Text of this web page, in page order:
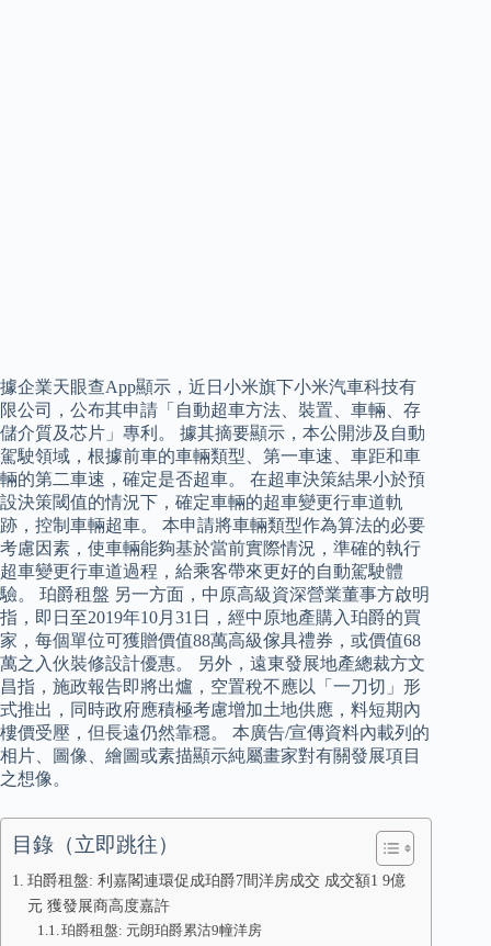
據企業天眼查App顯示，近日小米旗下小米汽車科技有
限公司，公布其申請「自動超車方法、裝置、車輛、存
儲介質及芯片」專利。 據其摘要顯示，本公開涉及自動
駕駛領域，根據前車的車輛類型、第一車速、車距和車
輛的第二車速，確定是否超車。 在超車決策結果小於預
設決策閾值的情況下，確定車輛的超車變更行車道軌
跡，控制車輛超車。 本申請將車輛類型作為算法的必要
考慮因素，使車輛能夠基於當前實際情況，準確的執行
超車變更行車道過程，給乘客帶來更好的自動駕駛體
驗。 珀爵租盤 另一方面，中原高級資深營業董事方啟明
指，即日至2019年10月31日，經中原地產購入珀爵的買
家，每個單位可獲贈價值88萬高級傢具禮券，或價值68
萬之入伙裝修設計優惠。 另外，遠東發展地產總裁方文
昌指，施政報告即將出爐，空置稅不應以「一刀切」形
式推出，同時政府應積極考慮增加土地供應，料短期內
樓價受壓，但長遠仍然靠穩。 本廣告/宣傳資料內載列的
相片、圖像、繪圖或素描顯示純屬畫家對有關發展項目
之想像。
目錄（立即跳往）
珀爵租盤: 利嘉閣連環促成珀爵7間洋房成交 成交額1 9億
元 獲發展商高度嘉許
珀爵租盤: 元朗珀爵累沽9幢洋房